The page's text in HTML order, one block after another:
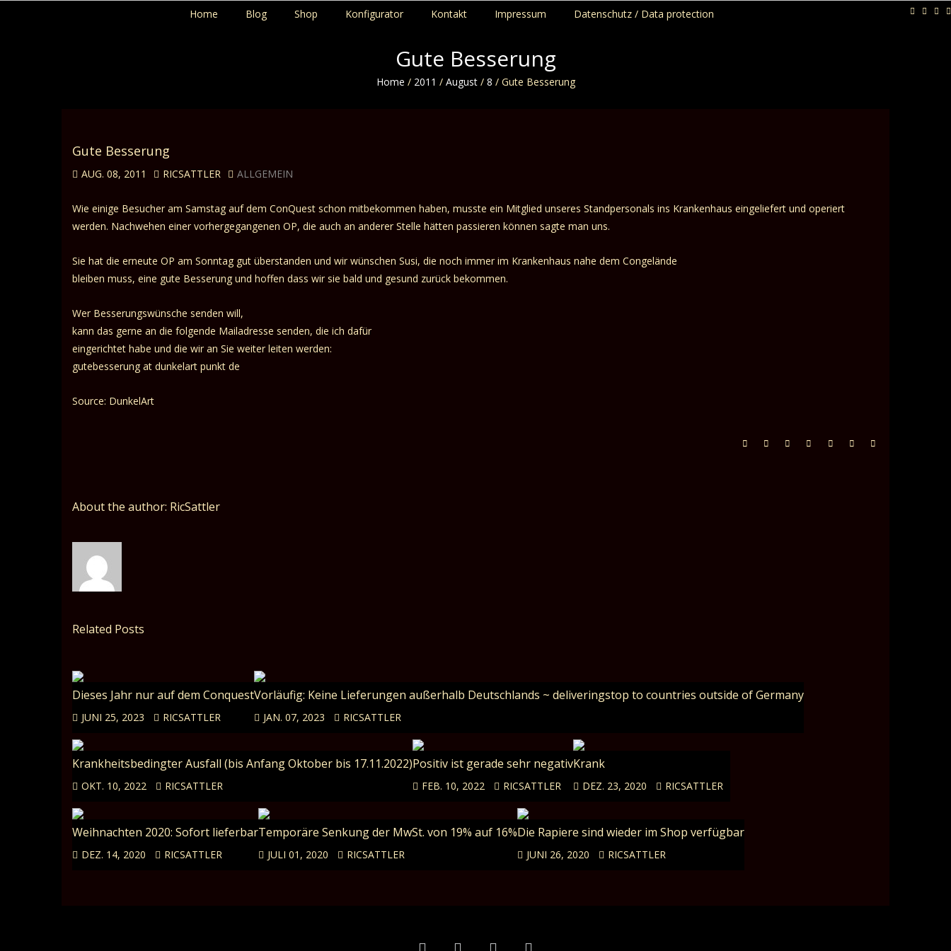
Home Blog Shop Konfigurator Kontakt Impressum Datenschutz / Data protection
Gute Besserung
Home / 2011 / August / 8 / Gute Besserung
Gute Besserung
AUG. 08, 2011 RICSATTLER ALLGEMEIN
Wie einige Besucher am Samstag auf dem ConQuest schon mitbekommen haben, musste ein Mitglied unseres Standpersonals ins Krankenhaus eingeliefert und operiert
werden. Nachwehen einer vorhergegangenen OP, die auch an anderer Stelle hätten passieren können sagte man uns.
Sie hat die erneute OP am Sonntag gut überstanden und wir wünschen Susi, die noch immer im Krankenhaus nahe dem Congelände
bleiben muss, eine gute Besserung und hoffen dass wir sie bald und gesund zurück bekommen.
Wer Besserungswünsche senden will,
kann das gerne an die folgende Mailadresse senden, die ich dafür
eingerichtet habe und die wir an Sie weiter leiten werden:
gutebesserung at dunkelart punkt de
Source: DunkelArt
About the author: RicSattler
Related Posts
Dieses Jahr nur auf dem Conquest
JUNI 25, 2023 RICSATTLER
Vorläufig: Keine Lieferungen außerhalb Deutschlands ~ deliveringstop to countries outside of Germany
JAN. 07, 2023 RICSATTLER
Krankheitsbedingter Ausfall (bis Anfang Oktober bis 17.11.2022)
OKT. 10, 2022 RICSATTLER
Positiv ist gerade sehr negativ
FEB. 10, 2022 RICSATTLER
Krank
DEZ. 23, 2020 RICSATTLER
Weihnachten 2020: Sofort lieferbar
DEZ. 14, 2020 RICSATTLER
Temporäre Senkung der MwSt. von 19% auf 16%
JULI 01, 2020 RICSATTLER
Die Rapiere sind wieder im Shop verfügbar
JUNI 26, 2020 RICSATTLER